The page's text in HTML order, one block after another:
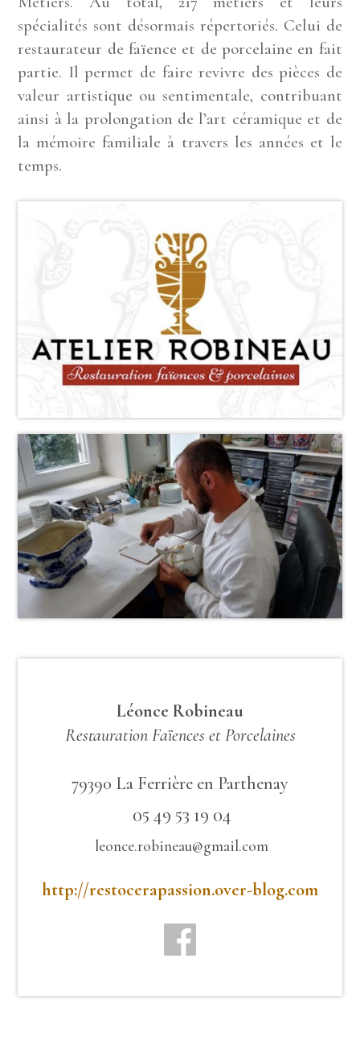
spécialités sont désormais répertoriés. Celui de
restaurateur de faïence et de porcelaine en fait
partie. Il permet de faire revivre des pièces de
valeur artistique ou sentimentale, contribuant
ainsi à la prolongation de l’art céramique et de
la mémoire familiale à travers les années et le
temps.
Léonce Robineau
Restauration Faïences et Porcelaines
79390 La Ferrière en Parthenay
05 49 53 19 04
leonce.robineau@gmail.com
http://restocerapassion.over-blog.com